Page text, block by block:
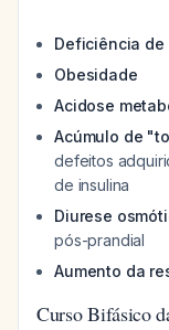
Deficiência de
Obesidade
Acidose
Acúmulo de
defeitos
de insulina
Diurese
pós-prandial
Aumento da
Curso Bifásico